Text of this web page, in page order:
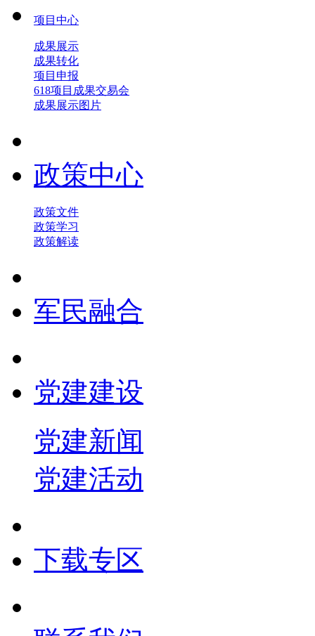
项目中心
成果展示
成果转化
项目申报
618项目成果交易会
成果展示图片
政策中心
政策文件
政策学习
政策解读
军民融合
党建建设
党建新闻
党建活动
下载专区